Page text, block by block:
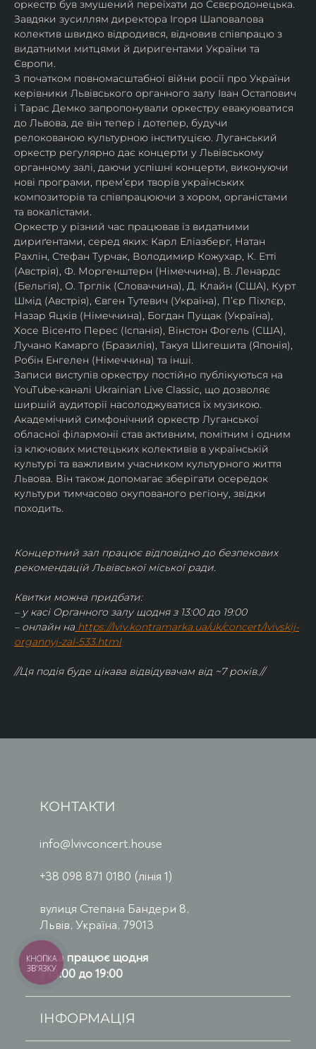
оркестр був змушений переїхати до Сєвєродонецька.
Завдяки зусиллям директора Ігоря Шаповалова
колектив швидко відродився, відновив співпрацю з
видатними митцями й диригентами України та
Європи.
З початком повномасштабної війни росії про України
керівники Львівського органного залу Іван Остапович
і Тарас Демко запропонували оркестру евакуюватися
до Львова, де він тепер і дотепер, будучи
релокованою культурною інституцією. Луганський
оркестр регулярно дає концерти у Львівському
органному залі, даючи успішні концерти, виконуючи
нові програми, прем’єри творів українських
композиторів та співпрацюючи з хором, органістами
та вокалістами.
Оркестр у різний час працював із видатними
дириґентами, серед яких: Карл Еліазберг, Натан
Рахлін, Стефан Турчак, Володимир Кожухар, К. Етті
(Австрія), Ф. Моргенштерн (Німеччина), В. Ленардс
(Бельгія), О. Трглік (Словаччина), Д. Клайн (США), Курт
Шмід (Австрія), Євген Тутевич (Україна), П’єр Піхлєр,
Назар Яцків (Німеччина), Богдан Пущак (Україна),
Хосе Вісенто Перес (Іспанія), Вінстон Фогель (США),
Лучано Камарго (Бразилія), Такуя Шигешита (Японія),
Робін Енгелен (Німеччина) та інші.
Записи виступів оркестру постійно публікуються на
YouTube-каналі Ukrainian Live Classic, що дозволяє
ширшій аудиторії насолоджуватися їх музикою​.
Академічний симфонічний оркестр Луганської
обласної філармонії став активним, помітним і одним
із ключових мистецьких колективів в українській
культурі та важливим учасником культурного життя
Львова. Він також допомагає зберігати осередок
культури тимчасово окупованого регіону, звідки
походить.
Концертний зал працює відповідно до безпекових
рекомендацій Львівської міської ради.
Квитки можна придбати:
– у касі Органного залу щодня з 13:00 до 19:00
– онлайн на https://lviv.kontramarka.ua/uk/concert/lvivskij-
organnyj-zal-533.html
//Ця подія буде цікава відвідувачам від ~7 років.//
КОНТАКТИ
info@lvivconcert.house
+38 098 871 0180 (лінія 1)
вулиця Степана Бандери 8,
Львів, Україна, 79013
Каса працює щодня
з 13:00 до 19:00
ІНФОРМАЦІЯ
КНОПКА
ЗВ'ЯЗКУ